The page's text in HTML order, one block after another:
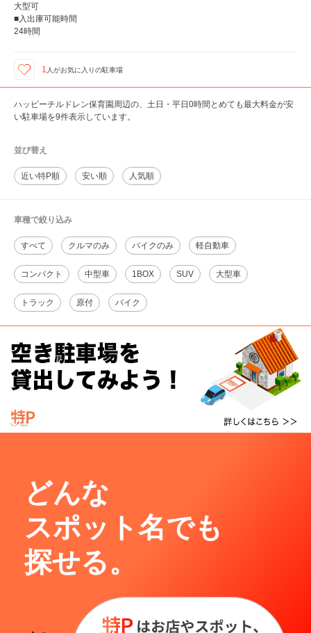
大型可
■入出庫可能時間
24時間
1 人がお気に入りの駐車場
ハッピーチルドレン保育園周辺の、土日・平日0時間とめても最大料金が安
い駐車場を9件表示しています。
並び替え
近い特P順 安い順 人気順
車種で絞り込み
すべて クルマのみ バイクのみ 軽自動車
コンパクト 中型車 1BOX SUV 大型車
トラック 原付 バイク
どんな
スポット名でも
探せる。